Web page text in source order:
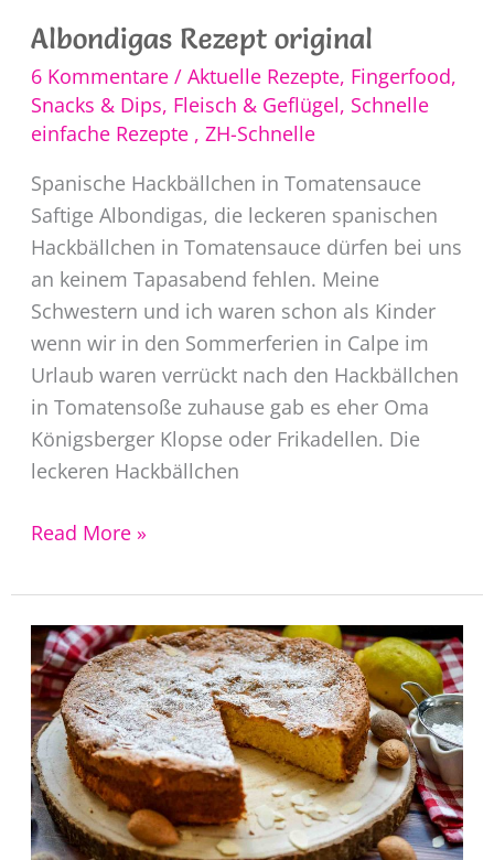
Albondigas Rezept original
6 Kommentare / Aktuelle Rezepte, Fingerfood,
Snacks & Dips, Fleisch & Geflügel, Schnelle
einfache Rezepte , ZH-Schnelle
Spanische Hackbällchen in Tomatensauce
Saftige Albondigas, die leckeren spanischen
Hackbällchen in Tomatensauce dürfen bei uns
an keinem Tapasabend fehlen. Meine
Schwestern und ich waren schon als Kinder
wenn wir in den Sommerferien in Calpe im
Urlaub waren verrückt nach den Hackbällchen
in Tomatensoße zuhause gab es eher Oma
Königsberger Klopse oder Frikadellen. Die
leckeren Hackbällchen
Albondigas
original
Read More »